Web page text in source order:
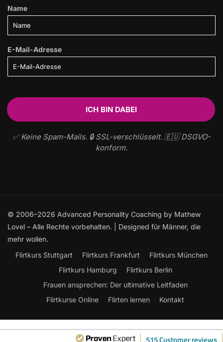
Name
E-Mail-Adresse
✅ Keine Spam-Mails. 🔒 SSL-verschlüsselt. 🇪🇺 DSGVO-
konform.
515 Customer reviews
© 2006–2026 Advanced Personality Coaching by Mathew
Lovel – Alle Rechte vorbehalten. | Designed für Männer, die
mehr wollen.
Flirtkurs Stuttgart
Flirtkurs Frankfurt
Flirtkurs München
Flirtkurs Hamburg
Flirtkurs Berlin
Frauen ansprechen: Der ultimative Leitfaden
Flirtkurse Online
Flirten lernen Kontakt